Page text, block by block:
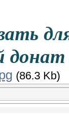
донат
(86.3 Kb)